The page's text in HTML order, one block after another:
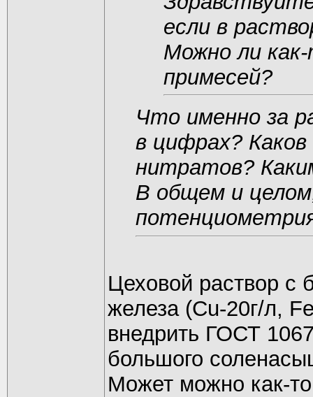
если в
Можно ли
примесей?
Что именно за
в цифрах?
нитратов?
В общем и
Цеховой раствор
железа (Cu-20г/л,
внедрить ГОСТ
большого
Может можно как-